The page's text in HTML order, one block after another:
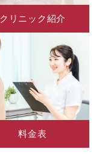
クリニック紹介
料金表